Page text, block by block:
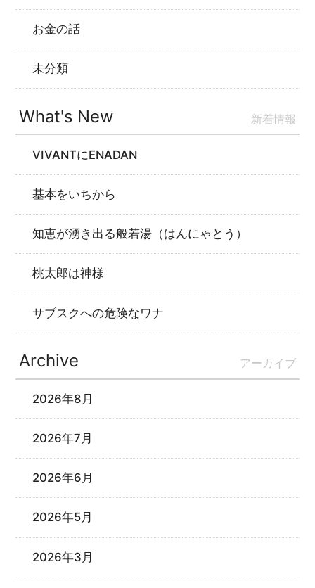
お金の話
未分類
What's New 新着情報
VIVANTにENADAN
基本をいちから
知恵が湧き出る般若湯（はんにゃとう）
桃太郎は神様
サブスクへの危険なワナ
Archive アーカイブ
2026年8月
2026年7月
2026年6月
2026年5月
2026年3月